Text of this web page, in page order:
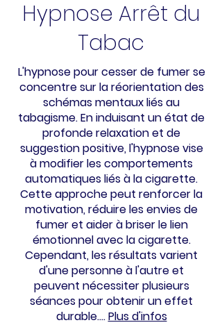
Hypnose Arrêt du
Tabac
L'hypnose pour cesser de fumer se
concentre sur la réorientation des
schémas mentaux liés au
tabagisme. En induisant un état de
profonde relaxation et de
suggestion positive, l'hypnose vise
à modifier les comportements
automatiques liés à la cigarette.
Cette approche peut renforcer la
motivation, réduire les envies de
fumer et aider à briser le lien
émotionnel avec la cigarette.
Cependant, les résultats varient
d'une personne à l'autre et
peuvent nécessiter plusieurs
séances pour obtenir un effet
durable....Plus d'infos